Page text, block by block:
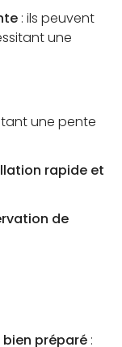
: ils peuvent
une
une pente
rapide et
de
bien préparé :